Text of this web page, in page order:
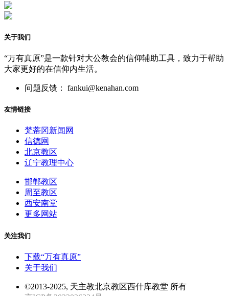
关于我们
“万有真原”是一款针对大公教会的信仰辅助工具，致力于帮助
大家更好的在信仰内生活。
问题反馈： fankui@kenahan.com
友情链接
梵蒂冈新闻网
信德网
北京教区
辽宁教理中心
邯郸教区
周至教区
西安南堂
更多网站
关注我们
下载“万有真原”
关于我们
©2013-2025, 天主教北京教区西什库教堂 所有